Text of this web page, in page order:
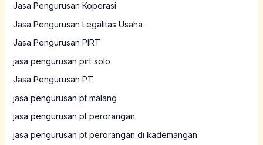
Jasa Pengurusan Koperasi
Jasa Pengurusan Legalitas Usaha
Jasa Pengurusan PIRT
jasa pengurusan pirt solo
Jasa Pengurusan PT
jasa pengurusan pt malang
jasa pengurusan pt perorangan
jasa pengurusan pt perorangan di kademangan